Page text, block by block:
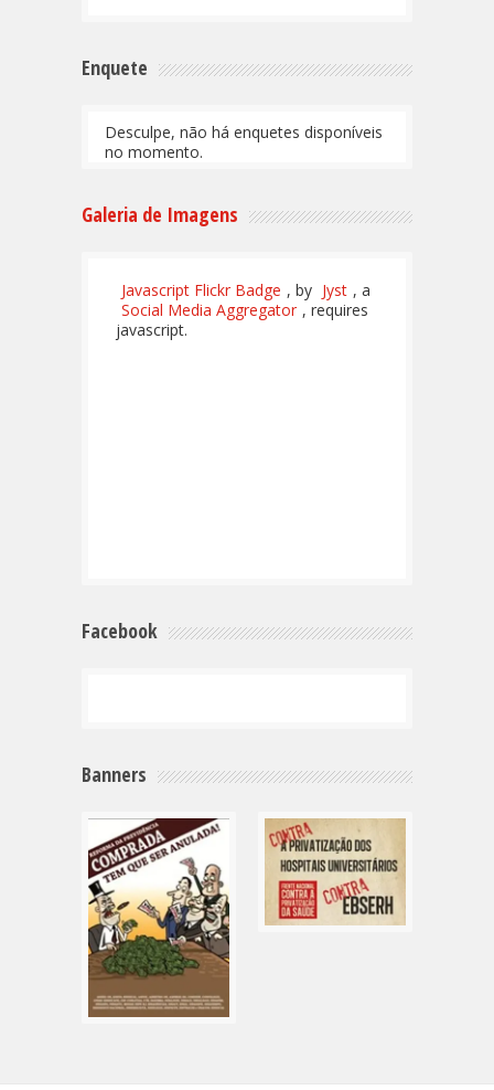
Enquete
Desculpe, não há enquetes disponíveis
no momento.
Galeria de Imagens
Javascript Flickr Badge , by Jyst , a
Social Media Aggregator , requires
javascript.
Facebook
Banners